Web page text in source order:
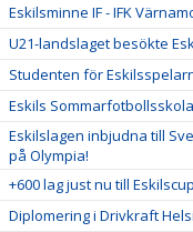
Eskilsminne IF - IFK
U21-landslaget besökte
Studenten för
Eskils
Eskilslagen inbjudna till
på Olympia!
+600 lag just nu till
Diplomering i Drivkraft